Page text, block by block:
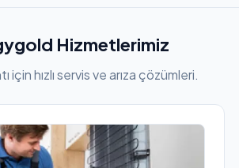
Hizmetlerimiz
için hızlı servis ve arıza çözümleri.